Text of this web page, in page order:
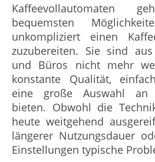
Kaffeevollautomaten
bequemsten
unkompliziert einen
zuzubereiten. Sie sind
und Büros nicht mehr
konstante Qualität,
eine große Auswahl an
bieten. Obwohl die
heute weitgehend
längerer Nutzungsdauer
Einstellungen typische